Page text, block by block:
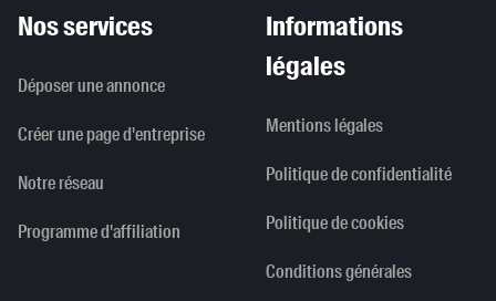
Nos services
Déposer une annonce
Créer une page d'entreprise
Notre réseau
Programme d'affiliation
Informations
légales
Mentions légales
Politique de confidentialité
Politique de cookies
Conditions générales